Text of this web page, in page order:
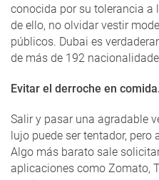
conocida por su tolerancia a
de ello, no olvidar vestir
públicos. Dubai es
de más de 192
Evitar el derroche en
Salir y pasar una agradable
lujo puede ser tentador, pero
Algo más barato sale
aplicaciones como Zomato,